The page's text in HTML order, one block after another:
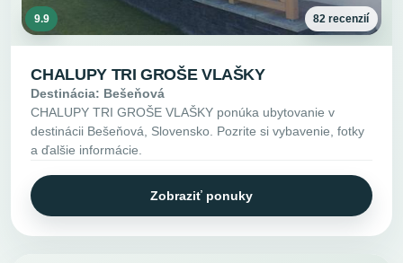
9.9 82 recenzií
CHALUPY TRI GROŠE VLAŠKY
Destinácia: Bešeňová
CHALUPY TRI GROŠE VLAŠKY ponúka ubytovanie v
destinácii Bešeňová, Slovensko. Pozrite si vybavenie, fotky
a ďalšie informácie.
Zobraziť ponuky